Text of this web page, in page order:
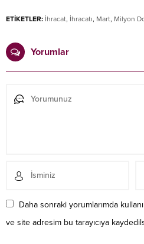
ETİKETLER: İhracat, İhracatı, Mart, Milyon
Yorumlar
Daha sonraki yorumlarımda
ve site adresim bu tarayıcıya